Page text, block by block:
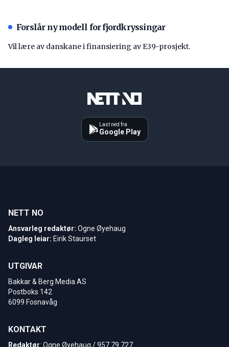
Forslår ny modell for fjordkryssingar
Vil lære av danskane i finansiering av E39-prosjekt.
Last ned fra
Google Play
NETT NO
Ansvarleg redaktør: Ogne Øyehaug
Dagleg leiar: Eirik Staurset
UTGIVAR
Bakkar & Berg Media AS
Postboks 142
6099 Fosnavåg
KONTAKT
Redaktør: Ogne Øyehaug / 957 79 727